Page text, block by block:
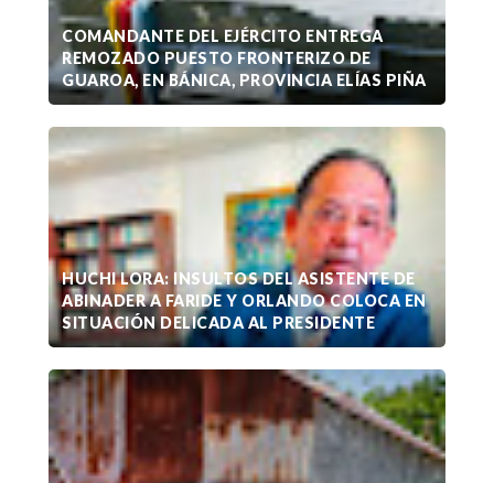
COMANDANTE DEL EJÉRCITO ENTREGA
REMOZADO PUESTO FRONTERIZO DE
GUAROA, EN BÁNICA, PROVINCIA ELÍAS PIÑA
HUCHI LORA: INSULTOS DEL ASISTENTE DE
ABINADER A FARIDE Y ORLANDO COLOCA EN
SITUACIÓN DELICADA AL PRESIDENTE